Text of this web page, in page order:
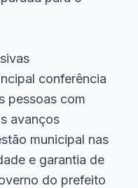
conferência
pessoas com
avanços
municipal nas
e garantia de
do prefeito